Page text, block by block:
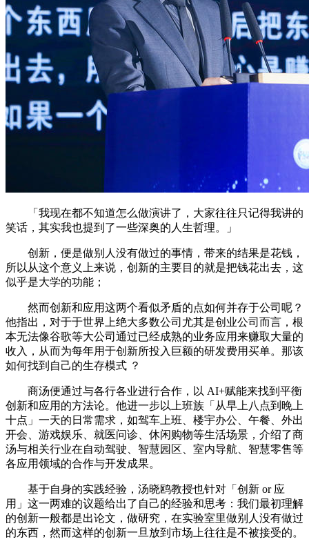
「我现在都不知道怎么做演讲了，大家往往只记得我讲的
笑话，其实我也提到了一些深奥的人生哲理。」
创新，便是做别人没有做过的事情，带来的结果是花钱，
所以从这个意义上来说，创新的主要目的就是把钱花出去，这
似乎是大学的功能；
然而创新和应用这两个看似矛盾的点如何并存于公司呢？
他指出，对于于世界上绝大多数公司尤其是创业公司而言，根
本无法像谷歌等大公司通过已经成熟的业务应用来赚取大量的
收入，从而为每年用于创新所投入巨额的研发费用买单。那该
如何找到自己的生存模式 ？
商汤便通过与各行各业进行合作，以 AI+赋能来找到平衡
创新和应用的方法论。他进一步以上班族「从早上八点到晚上
十点」一天的日常需求，如驾车上班、楼宇办公、午餐、外出
开会、游戏娱乐、就医问诊、休闲购物等生活场景，介绍了商
汤与相关行业在自动驾驶、智慧园区、室内导航、智慧零售等
各应用领域的合作与开发成果。
基于自身的实践经验，汤晓鸥教授也针对「创新 or 应
用」这一两难的议题给出了自己的经验和思考：我们最初理解
的创新一般都是出论文，做研究，在实验室里做别人没有做过
的东西，然而这样的创新一旦放到市场上往往是不被接受的。